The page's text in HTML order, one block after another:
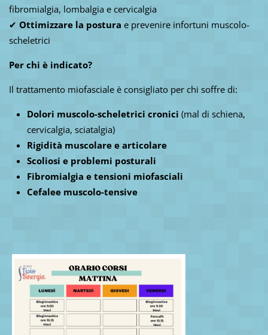
fibromialgia, lombalgia e cervicalgia
✔ Ottimizzare la postura e prevenire infortuni muscolo-
scheletrici
Per chi è indicato?
Il trattamento miofasciale è consigliato per chi soffre di:
Dolori muscolo-scheletrici cronici (mal di schiena,
cervicalgia, sciatalgia)
Rigidità muscolare e articolare
Scoliosi e problemi posturali
Fibromialgia e tensioni miofasciali
Cefalee muscolo-tensive